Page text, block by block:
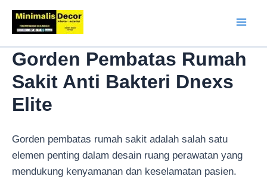
Lewati
Gorden Pembatas Rumah
Sakit Anti Bakteri Dnexs
Elite
Gorden pembatas rumah sakit adalah salah satu
elemen penting dalam desain ruang perawatan yang
mendukung kenyamanan dan keselamatan pasien.